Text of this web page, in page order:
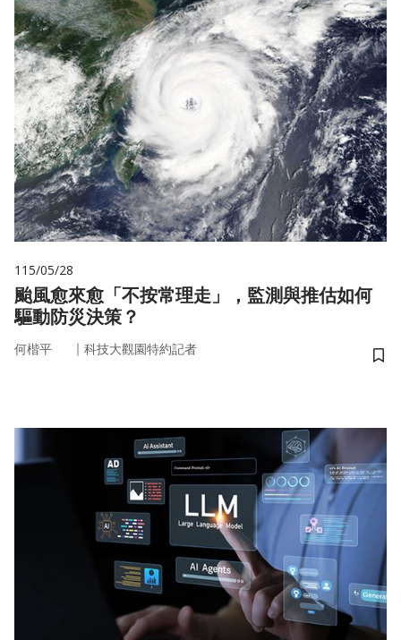
115/05/28
颱風愈來愈「不按常理走」，監測與推估如何
驅動防災決策？
何楷平 ｜ 科技大觀園特約記者
儲